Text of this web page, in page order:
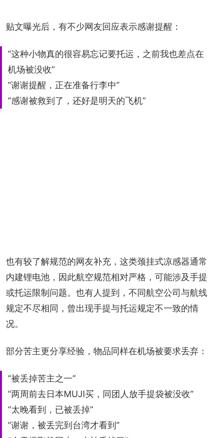
贴文曝光后，有不少网友回应表示感谢提醒：
“这种小物真的很容易忘记要托运，之前我也差点在
机场被没收”
“谢谢提醒，正在准备行李中”
“感谢被救到了，还好是明天的飞机”
也有较了解规范的网友补充，这类颈挂式凉感器通常
内建锂电池，因此航空规范相对严格，可能涉及手提
或托运限制问题。也有人提到，不同航空公司与航线
规定不尽相同，曾出现手提与托运规定不一致的情
况。
部分苦主更分享经验，物品同样在机场被要求丢弃：
“被丢掉苦主之一”
“两周前去日本MUJI买，同团人放手提袋被没收”
“太晚看到，已被丢掉”
“谢谢，被丢完到台湾才看到”